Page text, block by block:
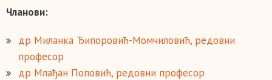
Чланови:
др Миланка Ђипоровић-Момчиловић, редовни
професор
др Млађан Поповић, редовни професор